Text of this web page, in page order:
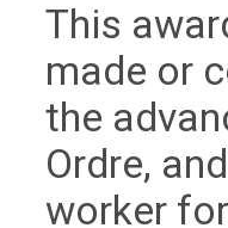
This
made or
the
Ordre,
worker